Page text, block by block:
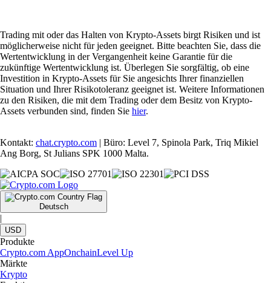
Trading mit oder das Halten von Krypto-Assets birgt Risiken und ist
möglicherweise nicht für jeden geeignet. Bitte beachten Sie, dass die
Wertentwicklung in der Vergangenheit keine Garantie für die
zukünftige Wertentwicklung ist. Überlegen Sie sorgfältig, ob eine
Investition in Krypto-Assets für Sie angesichts Ihrer finanziellen
Situation und Ihrer Risikotoleranz geeignet ist. Weitere Informationen
zu den Risiken, die mit dem Trading oder dem Besitz von Krypto-
Assets verbunden sind, finden Sie hier.
Kontakt: chat.crypto.com | Büro: Level 7, Spinola Park, Triq Mikiel
Ang Borg, St Julians SPK 1000 Malta.
Deutsch
|
USD
Produkte
Crypto.com AppOnchainLevel Up
Märkte
Krypto